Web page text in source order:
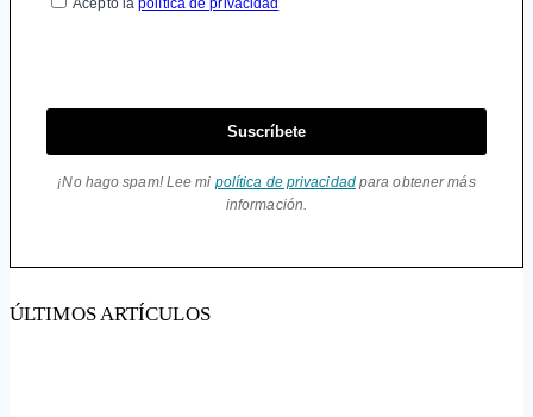
Suscríbete
¡No hago spam! Lee mi política de privacidadpara obtener más
información.
ÚLTIMOS ARTÍCULOS